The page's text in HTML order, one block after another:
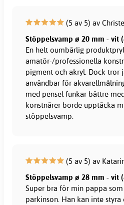
(5 av 5) av
Stöppelsvamp ø 20 mm - vit
En helt oumbärlig
amatör-/professionella
pigment och akryl. Dock tror
användbar för
med pensel funkar bättre
konstnärer borde upptäcka
stöppelsvamp.
(5 av 5) av
Stöppelsvamp ø 28 mm - vit
Super bra för min pappa
parkinson. Han kan inte